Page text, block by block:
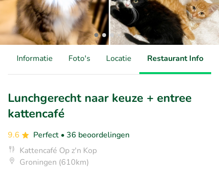
Informatie Foto's Locatie Restaurant Info
Lunchgerecht naar keuze + entree
kattencafé
9.6 Perfect • 36 beoordelingen
Kattencafé Op z'n Kop
Groningen (610km)